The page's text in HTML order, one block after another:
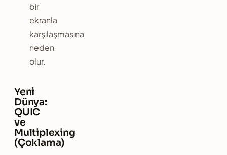
bir
ekranla
karşılaşmasına
neden
olur.
Yeni
Dünya:
QUIC
ve
Multiplexing
(Çoklama)